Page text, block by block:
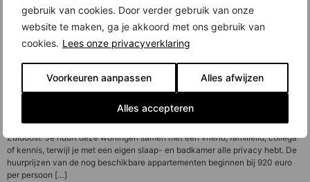
gebruik van cookies. Door verder gebruik van onze
website te maken, ga je akkoord met ons gebruik van
cookies. Lees onze privacyverklaring
Voorkeuren aanpassen Alles afwijzen
Alles accepteren
Een geweldige kans om betaalbaar én comfortabel in Amsterdam te wonen:
de friends-appartementen in nieuwbouwontwikkeling SPOT in Amsterdam
Zuidoost. Je huurt deze woningen samen met een vriend, familielid, collega
of kennis, terwijl je met een eigen slaap- en badkamer alle privacy hebt. De
huurprijzen van de nog beschikbare appartementen beginnen bij 920 euro
per persoon […]